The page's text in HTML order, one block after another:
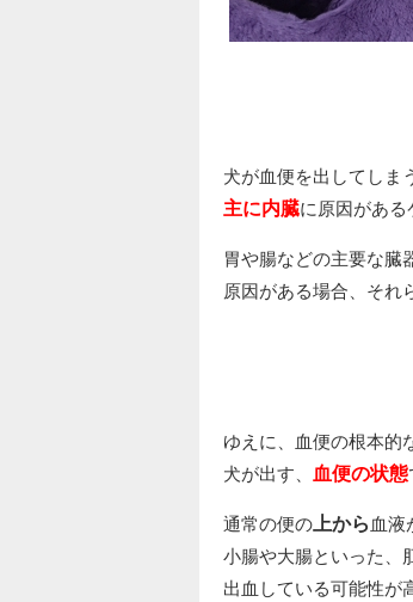
犬が血便を出してしま
主に内臓に原因がある
胃や腸などの主要な臓
原因がある場合、それ
ゆえに、血便の根本的
犬が出す、
血便の状態
通常の便の 上から 血液
小腸や大腸といった、
出血している可能性が